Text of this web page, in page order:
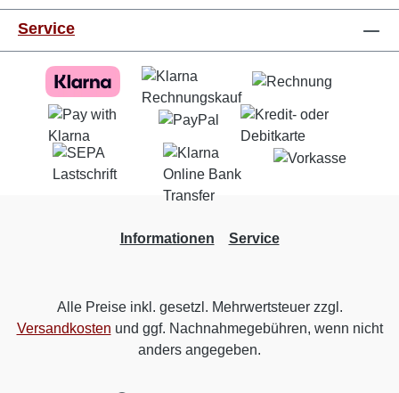
Service
Informationen Service
Alle Preise inkl. gesetzl. Mehrwertsteuer zzgl.
Versandkosten und ggf. Nachnahmegebühren, wenn nicht
anders angegeben.